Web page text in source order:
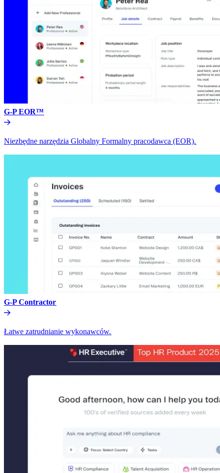
G-P EOR™​​
Niezbędne narzędzia Globalny Formalny pracodawca (EOR).​​
G-P Contractor​​
Łatwe zatrudnianie wykonawców.​​